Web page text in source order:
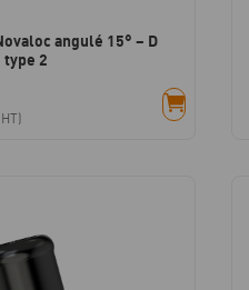
angulé 15° – D
type 2